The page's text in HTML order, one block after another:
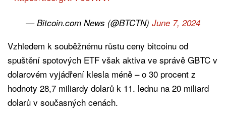
— Bitcoin.com News (@BTCTN) June 7, 2024
Vzhledem k souběžnému růstu ceny bitcoinu od
spuštění spotových ETF však aktiva ve správě GBTC v
dolarovém vyjádření klesla méně – o 30 procent z
hodnoty 28,7 miliardy dolarů k 11. lednu na 20 miliard
dolarů v současných cenách.